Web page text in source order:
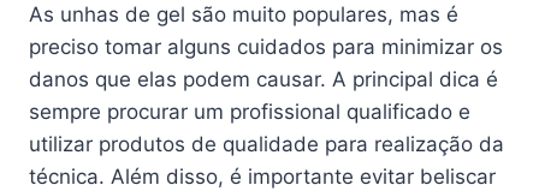
As unhas de gel são muito populares, mas é
preciso tomar alguns cuidados para minimizar os
danos que elas podem causar. A principal dica é
sempre procurar um profissional qualificado e
utilizar produtos de qualidade para realização da
técnica. Além disso, é importante evitar beliscar